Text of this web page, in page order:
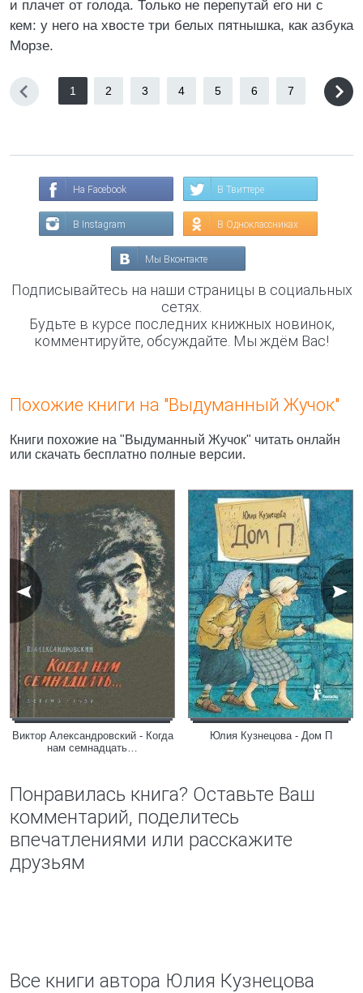
и плачет от голода. Только не перепутай его ни с
кем: у него на хвосте три белых пятнышка, как азбука
Морзе.
1 2 3 4 5 6 7
На Facebook В Твиттере
В Instagram В Одноклассниках
Мы Вконтакте
Подписывайтесь на наши страницы в социальных
сетях.
Будьте в курсе последних книжных новинок,
комментируйте, обсуждайте. Мы ждём Вас!
Похожие книги на "Выдуманный Жучок"
Книги похожие на "Выдуманный Жучок" читать онлайн
или скачать бесплатно полные версии.
Виктор Александровский - Когда
нам семнадцать…
Юлия Кузнецова - Дом П
Понравилась книга? Оставьте Ваш
комментарий, поделитесь
впечатлениями или расскажите
друзьям
Все книги автора Юлия Кузнецова